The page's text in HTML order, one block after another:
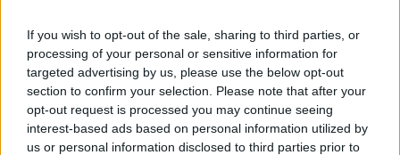
If you wish to opt-out of the sale, sharing to third parties, or
processing of your personal or sensitive information for
targeted advertising by us, please use the below opt-out
section to confirm your selection. Please note that after your
opt-out request is processed you may continue seeing
interest-based ads based on personal information utilized by
us or personal information disclosed to third parties prior to
Ναταλία Γερμανού: Ποζάρει με μπικίνι στα
61 της σε τρομερή φυσική κατάσταση – Η
φωτογραφία με μαγιό από την Κρήτη
10 Αυγούστου 2026 02:11